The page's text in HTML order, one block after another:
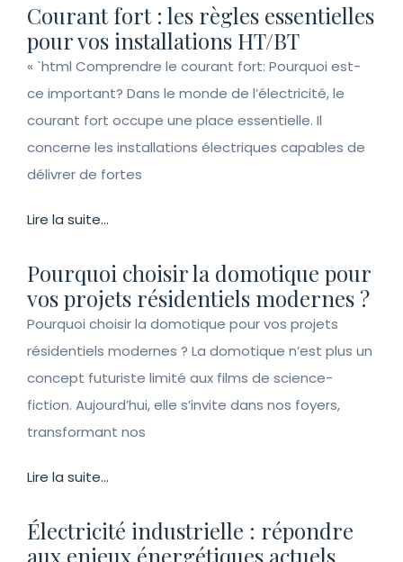
Courant fort : les règles essentielles
pour vos installations HT/BT
« `html Comprendre le courant fort: Pourquoi est-
ce important? Dans le monde de l’électricité, le
courant fort occupe une place essentielle. Il
concerne les installations électriques capables de
délivrer de fortes
Lire la suite...
Pourquoi choisir la domotique pour
vos projets résidentiels modernes ?
Pourquoi choisir la domotique pour vos projets
résidentiels modernes ? La domotique n’est plus un
concept futuriste limité aux films de science-
fiction. Aujourd’hui, elle s’invite dans nos foyers,
transformant nos
Lire la suite...
Électricité industrielle : répondre
aux enjeux énergétiques actuels